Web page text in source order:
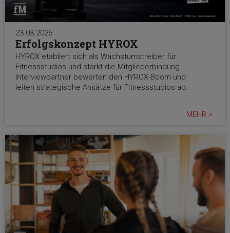
23.03.2026
Erfolgskonzept HYROX
HYROX etabliert sich als Wachstumstreiber für
Fitnessstudios und stärkt die Mitgliederbindung.
Interviewpartner bewerten den HYROX-Boom und
leiten strategische Ansätze für Fitnessstudios ab.
MEHR >